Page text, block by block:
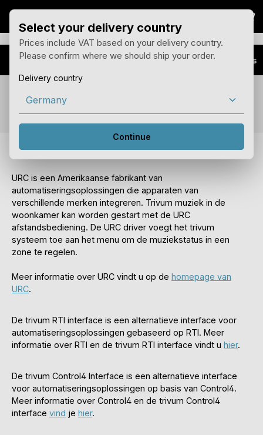
Overslaan naar hoofdinhoud
Voordelen Installateur Plus
Functie URC-integratie
trivum URC bestuurders
URC is een Amerikaanse fabrikant van
automatiseringsoplossingen die apparaten van
verschillende merken integreren. Trivum muziek in de
woonkamer kan worden gestart met de URC
afstandsbediening. De URC driver voegt het trivum
systeem toe aan het menu om de muziekstatus in een
zone te regelen.
Meer informatie over URC vindt u op de homepage van
URC.
De trivum RTI interface is een alternatieve interface voor
automatiseringsoplossingen gebaseerd op RTI. Meer
informatie over RTI en de trivum RTI interface vindt u hier.
De trivum Control4 Interface is een alternatieve interface
voor automatiseringsoplossingen op basis van Control4.
Meer informatie over Control4 en de trivum Control4
interface vind je hier.
Select your delivery country
Prices include VAT based on your delivery country.
Please confirm where we should ship your order.
Delivery country
Continue